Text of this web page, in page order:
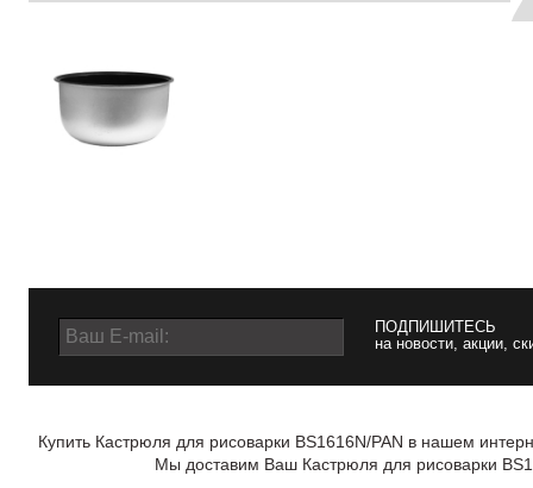
ПОДПИШИТЕСЬ
на новости, акции,
Купить Кастрюля для рисоварки BS1616N/PAN в нашем
Мы доставим Ваш Кастрюля для рисоварки